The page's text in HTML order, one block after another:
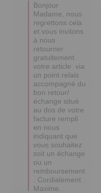
Bonjour
Madame, nous
regrettons cela
et vous invitons
à nous
retourner
gratuitement
votre article  via
un point relais
accompagné du
bon retour/
échange situé
au dos de votre
facture rempli
en nous
indiquant que
vous souhaitez
soit un échange
ou un
remboursement
. Cordialement .
Maxime.